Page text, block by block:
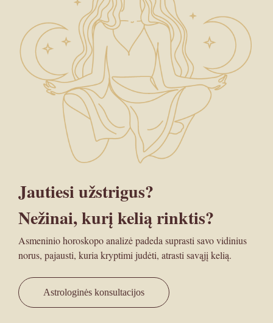
Jautiesi užstrigus?
Nežinai, kurį kelią rinktis?
Asmeninio horoskopo analizė padeda suprasti savo vidinius
norus, pajausti, kuria kryptimi judėti, atrasti savąjį kelią.
Astrologinės konsultacijos